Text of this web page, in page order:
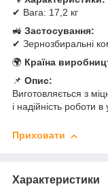
✔ Вага: 17,2 кг
🚜 Застосування:
✔ Зернозбиральні
🌍 Країна
📌 Опис:
Виготовляється з
і надійність роботи
Приховати
Характеристики